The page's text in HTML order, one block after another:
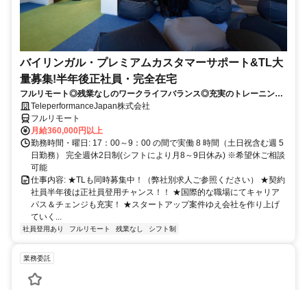
バイリンガル・プレミアムカスタマーサポート&TL大
量募集!半年後正社員・完全在宅
フルリモート◎残業なしのワークライフバランス◎充実のトレーニング
◎語学を活かして将来キャリア有望
TeleperformanceJapan株式会社
フルリモート
月給360,000円以上
勤務時間・曜日: 17：00～9：00 の間で実働 8 時間（土日祝含む週 5
日勤務） 完全週休2日制(シフトにより月8～9日休み) ※希望休ご相談
可能
仕事内容: ★TLも同時募集中！（弊社別求人ご参照ください） ★契約
社員半年後は正社員登用チャンス！！ ★国際的な職場にてキャリア
パス＆チェンジも充実！ ★スタートアップ案件ゆえ会社を作り上げ
ていく...
社員登用あり フルリモート 残業なし シフト制
業務委託